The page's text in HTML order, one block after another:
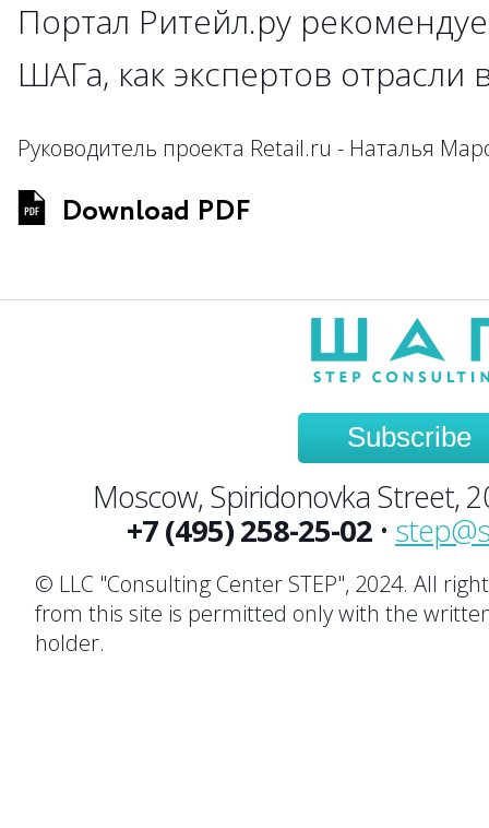
Портал Ритейл.ру
ШАГа, как экспертов отрасли
Руководитель проекта Retail.ru - Наталья
Download PDF
Subscribe
Moscow, Spiridonovka Street,
+7 (495) 258-25-02 •
© LLC "Consulting Center STEP", 2024. All
from this site is permitted only with the
holder.